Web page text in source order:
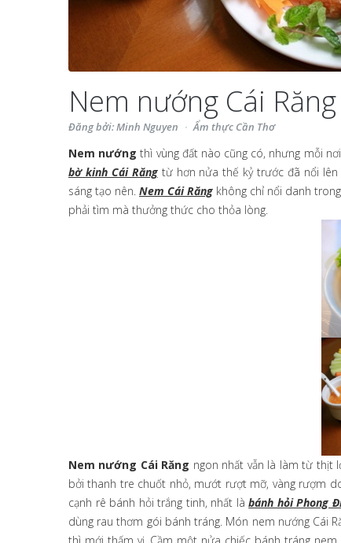
Nem nướng Cái Răng
Đăng bởi: Minh Nguyen Ẩm thực Cần Thơ
Nem nướng thì vùng đất nào cũng có, nhưng mỗi
bờ kinh Cái Răngtừ hơn nửa thế kỷ trước đã nổi lên
sáng tạo nên. Nem Cái Răng không chỉ nổi danh
phải tìm mà thưởng thức cho thỏa lòng.
Nem nướng Cái Răng ngon nhất vẫn là làm từ thịt
bởi thanh tre chuốt nhỏ, mướt rượt mỡ, vàng rượm
cạnh rê bánh hỏi trắng tinh, nhất làbánh hỏi Phong
dùng rau thơm gói bánh tráng. Món nem nướng Cái